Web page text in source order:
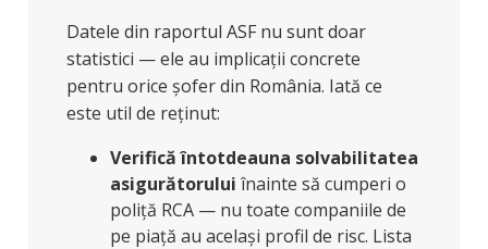
Datele din raportul ASF nu sunt doar
statistici — ele au implicații concrete
pentru orice șofer din România. Iată ce
este util de reținut:
Verifică întotdeauna solvabilitatea
asigurătorului înainte să cumperi o
poliță RCA — nu toate companiile de
pe piață au același profil de risc. Lista